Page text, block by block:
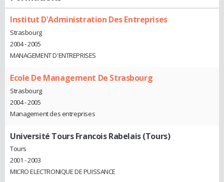
Institut D'Administration Des Entreprises
Strasbourg
2004 - 2005
MANAGEMENT D'ENTREPRISES
Ecole De Management De Strasbourg
Strasbourg
2004 - 2005
Management des entreprises
Université Tours Francois Rabelais (Tours)
Tours
2001 - 2003
MICRO ELECTRONIQUE DE PUISSANCE